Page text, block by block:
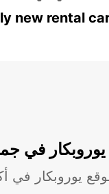
new rental
في
يوروبكار في